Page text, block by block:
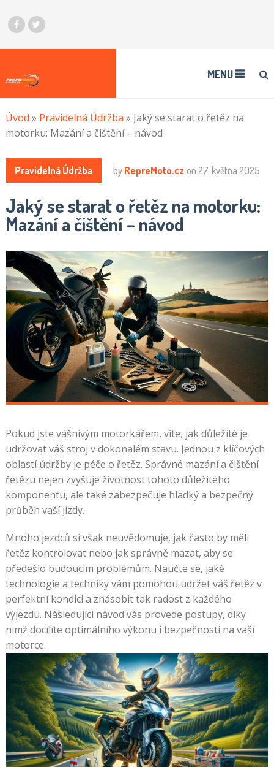
MENU
Úvod » Pravidelná Údržba » Jaký se starat o řetěz na
motorku: Mazání a čištění – návod
Pravidelná Údržba by RepreMoto.cz on 27. května 2025
Jaký se starat o řetěz na motorku:
Mazání a čištění – návod
Pokud jste vášnivým motorkářem, víte, jak důležité je
udržovat váš stroj v dokonalém stavu. Jednou z klíčových
oblastí údržby je péče o řetěz. Správné mazání a čištění
řetězu nejen zvyšuje životnost tohoto důležitého
komponentu, ale také zabezpečuje hladký a bezpečný
průběh vaší jízdy.
Mnoho jezdců si však neuvědomuje, jak často by měli
řetěz kontrolovat nebo jak správně mazat, aby se
předešlo budoucím problémům. Naučte se, jaké
technologie a techniky vám pomohou udržet váš řetěz v
perfektní kondici a znásobit tak radost z každého
výjezdu. Následující návod vás provede postupy, díky
nimž docílíte optimálního výkonu i bezpečnosti na vaší
motorce.